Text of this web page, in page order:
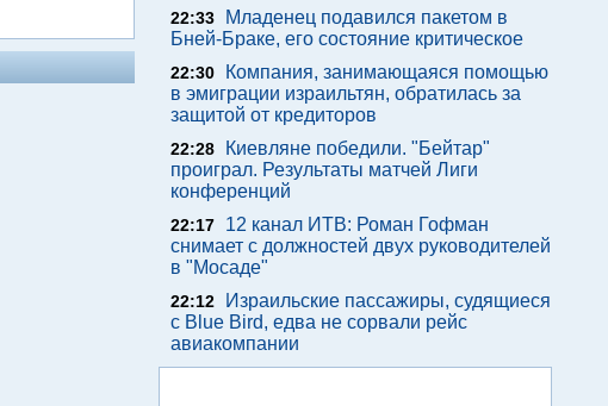
22:33
Младенец подавился пакетом в
Бней-Браке, его состояние критическое
22:30
Компания, занимающаяся помощью
в эмиграции израильтян, обратилась за
защитой от кредиторов
22:28
Киевляне победили. "Бейтар"
проиграл. Результаты матчей Лиги
конференций
22:17
12 канал ИТВ: Роман Гофман
снимает с должностей двух руководителей
в "Мосаде"
22:12
Израильские пассажиры, судящиеся
с Blue Bird, едва не сорвали рейс
авиакомпании